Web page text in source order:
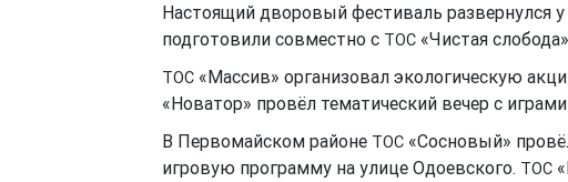
Настоящий дворовый фестиваль развернулся у
подготовили совместно с ТОС«Чистая
ТОС«Массив» организовал экологическую
«Новатор» провёл тематический вечер с
В Первомайском районе ТОС«Сосновый»
игровую программу на улице Одоевского. ТОС